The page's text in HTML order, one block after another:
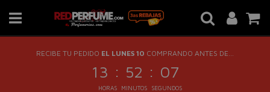
RECIBE TU PEDIDO EL LUNES 10 COMPRANDO ANTES DE...
13 : 52 : 07
HORAS MINUTOS SEGUNDOS